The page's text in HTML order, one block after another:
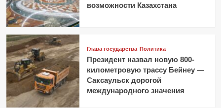
возможности Казахстана
Глава государства Политика
Президент назвал новую 800-
километровую трассу Бейнеу —
Саксаульск дорогой
международного значения